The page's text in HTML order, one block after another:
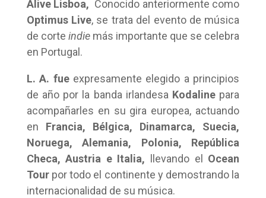
Alive Lisboa, Conocido anteriormente como
Optimus Live, se trata del evento de música
de corte indiemás importante que se celebra
en Portugal.
L. A. fueexpresamente elegido a principios
de año por la banda irlandesa Kodaline para
acompañarles en su gira europea, actuando
en Francia, Bélgica, Dinamarca, Suecia,
Noruega, Alemania, Polonia, República
Checa, Austria e Italia, llevando el Ocean
Tourpor todo el continente y demostrando la
internacionalidad de su música.